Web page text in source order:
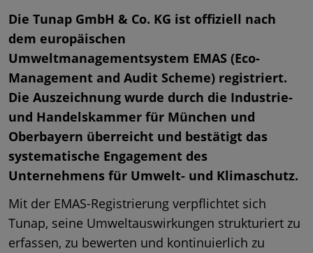
Gesundheit & Umwelt
Governance & Compliance
Chemical Compliance
Messen
Die Tunap GmbH & Co. KG ist offiziell nach
dem europäischen
Umweltmanagementsystem EMAS (Eco-
Management and Audit Scheme) registriert.
Die Auszeichnung wurde durch die Industrie-
und Handelskammer für München und
Oberbayern überreicht und bestätigt das
systematische Engagement des
Unternehmens für Umwelt- und Klimaschutz.
Mit der EMAS-Registrierung verpflichtet sich
Tunap, seine Umweltauswirkungen strukturiert zu
erfassen, zu bewerten und kontinuierlich zu